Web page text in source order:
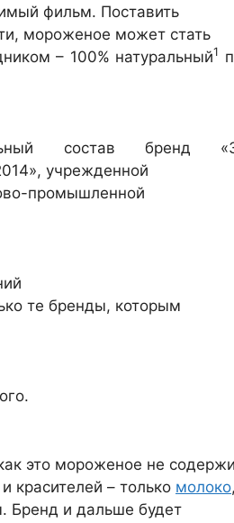
фильм. Поставить
мороженое может стать
– 100% натуральный1
состав бренд
учрежденной
промышленной
те бренды, которым
это мороженое не
красителей – только молоко,
Бренд и дальше будет